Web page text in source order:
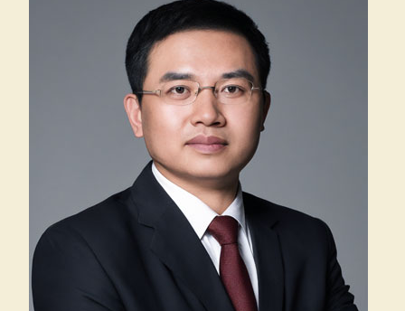
房产纠纷
债权债务
合同纠纷
征地拆迁
关于我们